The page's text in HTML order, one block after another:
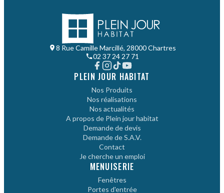
8 Rue Camille Marcillé, 28000 Chartres
02 37 24 27 71
PLEIN JOUR HABITAT
Nos Produits
Nos réalisations
Nos actualités
A propos de Plein jour habitat
Demande de devis
Demande de S.A.V.
Contact
Je cherche un emploi
MENUISERIE
Fenêtres
Portes d'entrée